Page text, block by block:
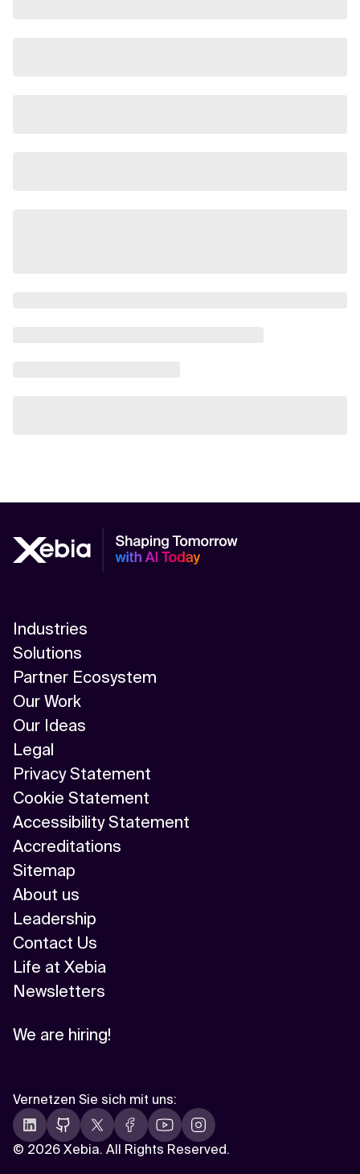
Industries
Solutions
Partner Ecosystem
Our Work
Our Ideas
Legal
Privacy Statement
Cookie Statement
Accessibility Statement
Accreditations
Sitemap
About us
Leadership
Contact Us
Life at Xebia
Newsletters
We are hiring!
© 2026 Xebia. All Rights Reserved.
Vernetzen Sie sich mit uns: